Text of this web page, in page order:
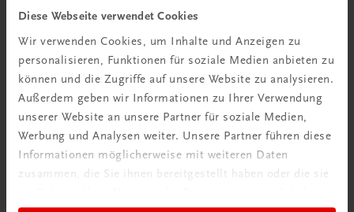
Diese Webseite verwendet Cookies
Wir verwenden Cookies, um Inhalte und Anzeigen zu
personalisieren, Funktionen für soziale Medien anbieten zu
können und die Zugriffe auf unsere Website zu analysieren.
Außerdem geben wir Informationen zu Ihrer Verwendung
unserer Website an unsere Partner für soziale Medien,
Werbung und Analysen weiter. Unsere Partner führen diese
Informationen möglicherweise mit weiteren Daten
zusammen, die Sie ihnen bereitgestellt haben oder die sie
E-Book in der TRAUNER-DigiBox
€ 15,47